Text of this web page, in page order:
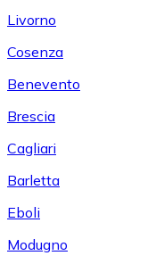
Livorno
Cosenza
Benevento
Brescia
Cagliari
Barletta
Eboli
Modugno